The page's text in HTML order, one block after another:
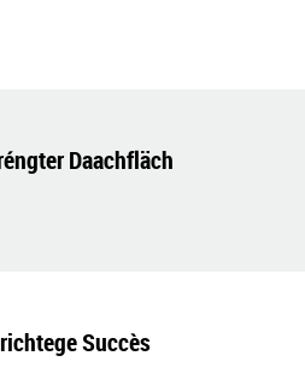
Daachfläch
Succès